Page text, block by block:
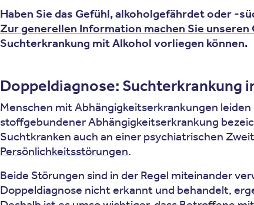
Haben Sie das Gefühl, alkoholgefährdet oder -
Zur generellen Information machen Sie
Suchterkrankung mit Alkohol vorliegen können.
Doppeldiagnose: Suchterkrankung
Menschen mit Abhängigkeitserkrankungen
stoffgebundener Abhängigkeitserkrankung
Suchtkranken auch an einer psychiatrischen
Persönlichkeitsstörungen.
Beide Störungen sind in der Regel miteinander
Doppeldiagnose nicht erkannt und behandelt,